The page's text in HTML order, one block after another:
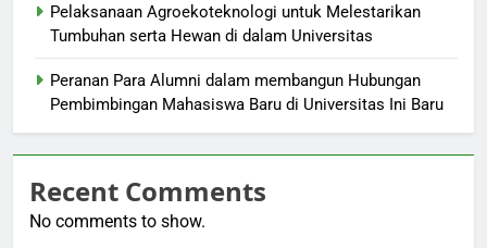
Pelaksanaan Agroekoteknologi untuk Melestarikan
Tumbuhan serta Hewan di dalam Universitas
Peranan Para Alumni dalam membangun Hubungan
Pembimbingan Mahasiswa Baru di Universitas Ini Baru
Recent Comments
No comments to show.